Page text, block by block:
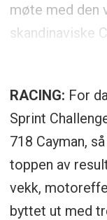
møte med den
skandinaviske
RACING: For
Sprint
718 Cayman,
toppen av
vekk,
byttet ut med